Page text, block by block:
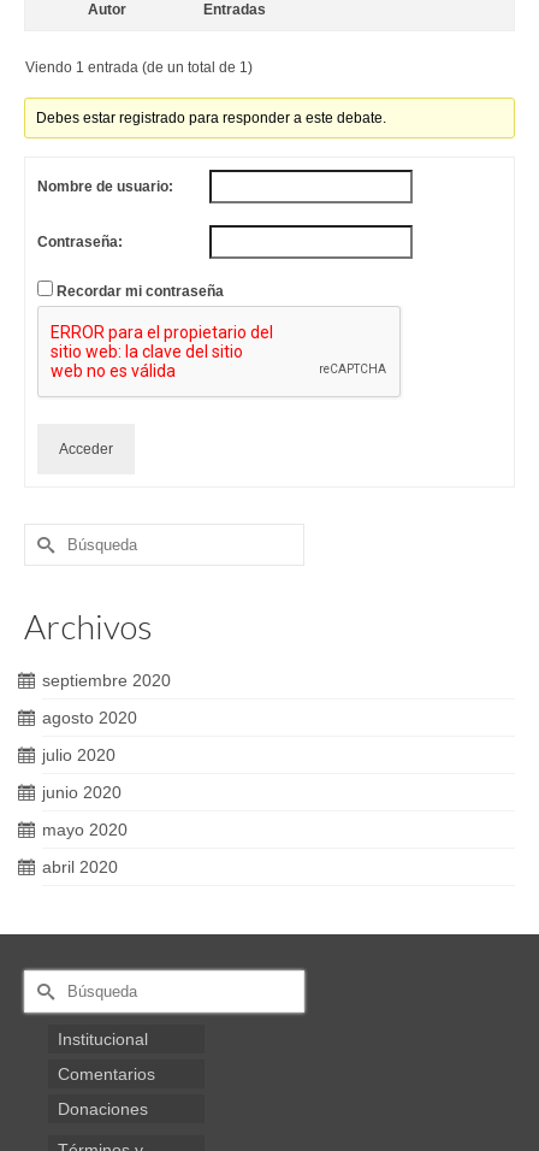
Autor Entradas
Viendo 1 entrada (de un total de 1)
Debes estar registrado para responder a este debate.
Nombre de usuario:
Contraseña:
Recordar mi contraseña
Acceder
Buscar
por:
Archivos
septiembre 2020
agosto 2020
julio 2020
junio 2020
mayo 2020
abril 2020
Buscar
por:
Institucional
Comentarios
Donaciones